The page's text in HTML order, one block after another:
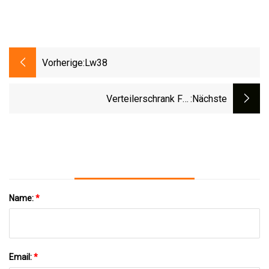
Vorherige:Lw38
Verteilerschrank Für :nächste
Name:*
Email:*